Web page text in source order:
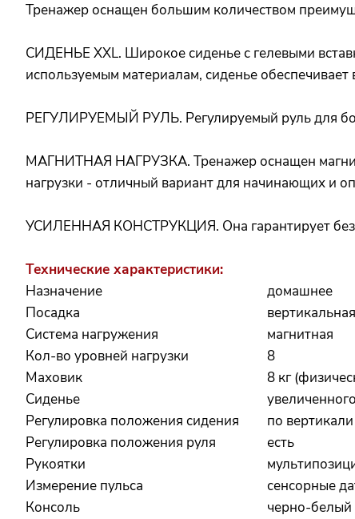
Тренажер оснащен большим количеством
СИДЕНЬЕ XXL. Широкое сиденье с гелевыми
используемым материалам, сиденье
РЕГУЛИРУЕМЫЙ РУЛЬ. Регулируемый руль для
МАГНИТНАЯ НАГРУЗКА. Тренажер оснащен
нагрузки - отличный вариант для начинающих и
УСИЛЕННАЯ КОНСТРУКЦИЯ. Она гарантирует
Технические характеристики:
Назначение
домашнее
Посадка
вертикальная
Система нагружения
магнитная
Кол-во уровней нагрузки
8
Маховик
8 кг
Сиденье
Регулировка положения сидения
по
Регулировка положения руля
есть
Рукоятки
Измерение пульса
сенсорные
Консоль
черно-белый